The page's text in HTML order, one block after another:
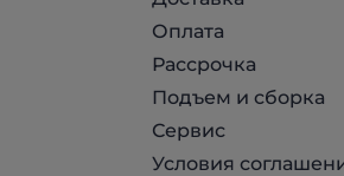
Оплата
Рассрочка
Подъем и сборка
Сервис
Условия